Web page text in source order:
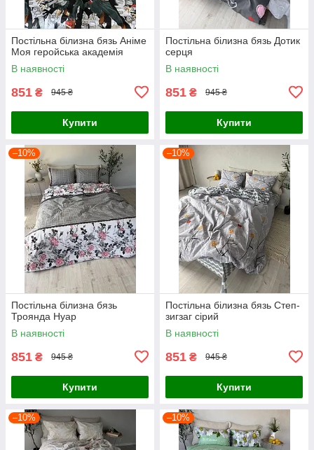
Постільна білизна бязь Аніме
Моя геройська академія
В наявності
851 ₴ 945 ₴
Купити
Постільна білизна бязь Дотик
серця
В наявності
851 ₴ 945 ₴
Купити
–10%
Постільна білизна бязь
Троянда Нуар
В наявності
851 ₴ 945 ₴
Купити
–10%
Постільна білизна бязь Степ-
зигзаг сірий
В наявності
851 ₴ 945 ₴
Купити
–10% –10%